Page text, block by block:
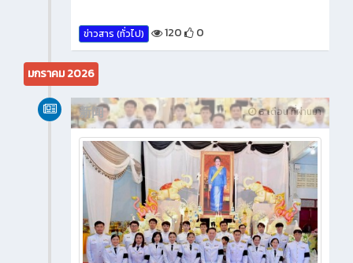
ข่าวสาร (ทั่วไป) 120 0
มกราคม 2026
6 เดือน ที่ผ่านมา
新闻